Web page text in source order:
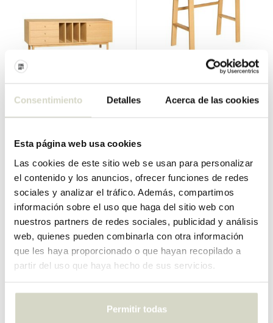
Consentimiento Detalles Acerca de las cookies
Esta página web usa cookies
Las cookies de este sitio web se usan para personalizar
el contenido y los anuncios, ofrecer funciones de redes
sociales y analizar el tráfico. Además, compartimos
información sobre el uso que haga del sitio web con
nuestros partners de redes sociales, publicidad y análisis
web, quienes pueden combinarla con otra información
que les haya proporcionado o que hayan recopilado a
partir del uso que haya hecho de sus servicios.
Permitir todas
natural
SALE 25% SALE 25%